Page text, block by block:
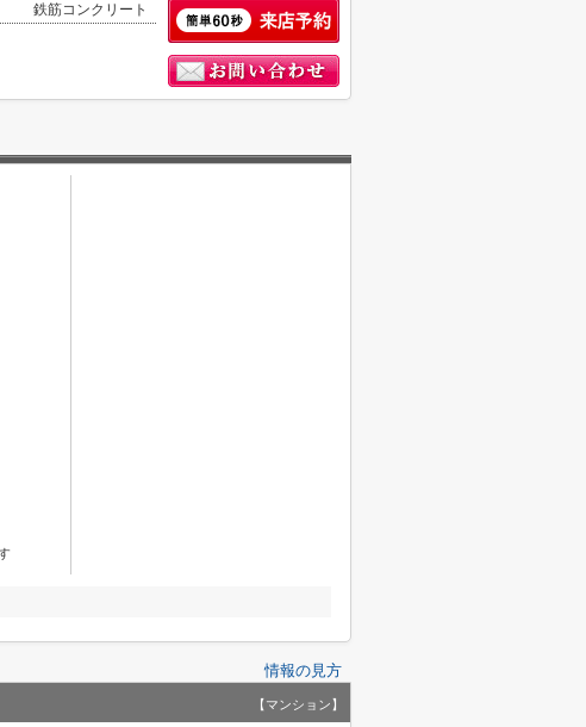
鉄筋コンクリート
情報の見方
【マンション】